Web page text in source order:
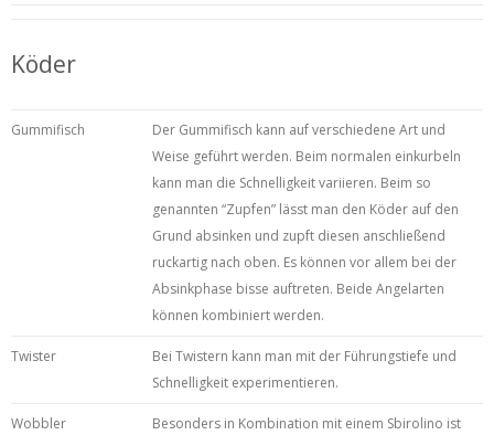
Köder
Gummifisch
Der Gummifisch kann auf verschiedene Art und
Weise geführt werden. Beim normalen einkurbeln
kann man die Schnelligkeit variieren. Beim so
genannten “Zupfen” lässt man den Köder auf den
Grund absinken und zupft diesen anschließend
ruckartig nach oben. Es können vor allem bei der
Absinkphase bisse auftreten. Beide Angelarten
können kombiniert werden.
Twister
Bei Twistern kann man mit der Führungstiefe und
Schnelligkeit experimentieren.
Wobbler
Besonders in Kombination mit einem Sbirolino ist